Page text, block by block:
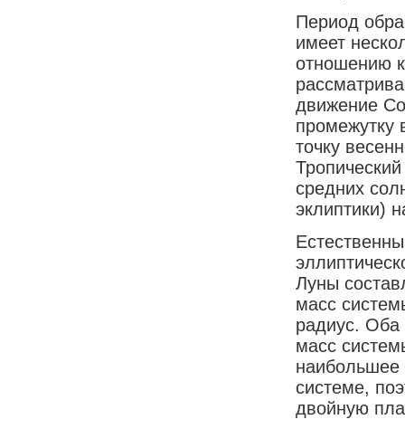
Период
имеет
отношению
движение
промежутку
точку
средних
эклиптики)
Луны
масс
радиус. Оба
масс
наибольшее
системе,
двойную